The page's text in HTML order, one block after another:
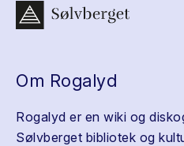
Om Rogalyd
Rogalyd er en wiki og
Sølvberget bibliotek og